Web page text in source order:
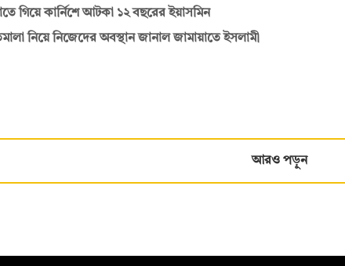
গিয়ে কার্নিশে আটকা ১২ বছরের ইয়াসমিন
নিয়ে নিজেদের অবস্থান জানাল জামায়াতে ইসলামী
আরও পড়ুন